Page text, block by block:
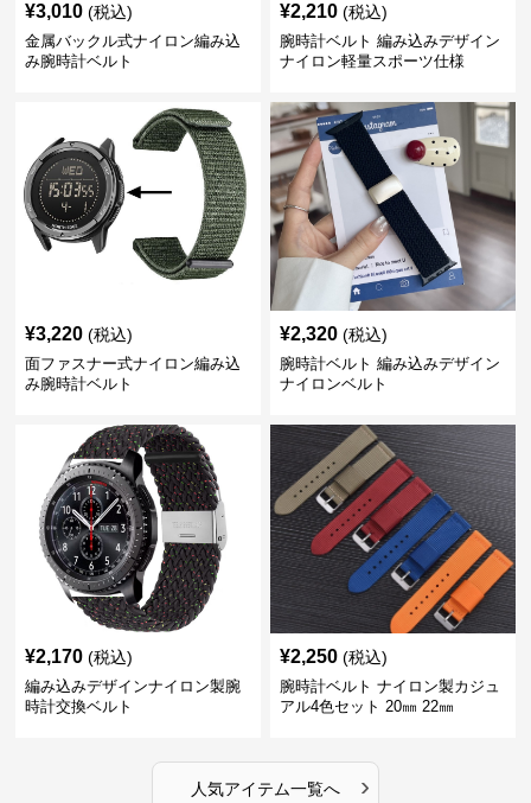
¥3,010 (税込)
金属バックル式ナイロン編み込
み腕時計ベルト
¥2,210 (税込)
腕時計ベルト 編み込みデザイン
ナイロン軽量スポーツ仕様
¥3,220 (税込)
面ファスナー式ナイロン編み込
み腕時計ベルト
¥2,320 (税込)
腕時計ベルト 編み込みデザイン
ナイロンベルト
¥2,170 (税込)
編み込みデザインナイロン製腕
時計交換ベルト
¥2,250 (税込)
腕時計ベルト ナイロン製カジュ
アル4色セット 20㎜ 22㎜
人気アイテム一覧へ ›